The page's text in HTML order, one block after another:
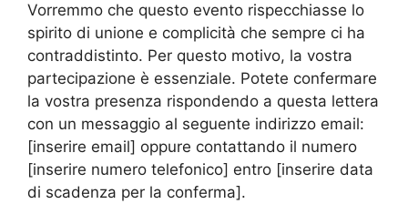
Vorremmo che questo evento rispecchiasse lo
spirito di unione e complicità che sempre ci ha
contraddistinto. Per questo motivo, la vostra
partecipazione è essenziale. Potete confermare
la vostra presenza rispondendo a questa lettera
con un messaggio al seguente indirizzo email:
[inserire email] oppure contattando il numero
[inserire numero telefonico] entro [inserire data
di scadenza per la conferma].